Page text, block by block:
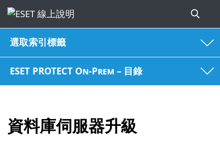
選取索引標籤
ESET PROTECT On-Prem – 目錄
資料庫伺服器升級